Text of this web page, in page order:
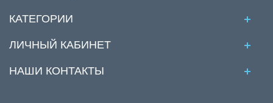
КАТЕГОРИИ
ЛИЧНЫЙ КАБИНЕТ
НАШИ КОНТАКТЫ